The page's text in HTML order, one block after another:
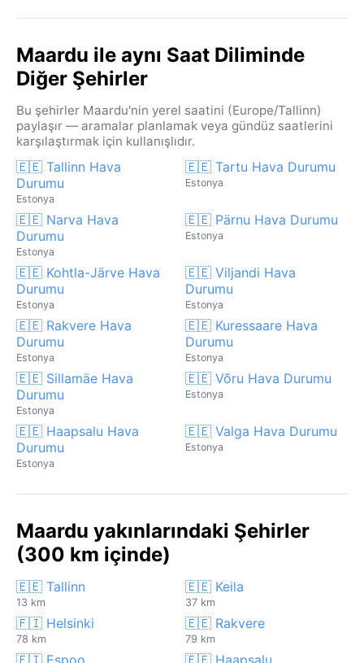
Maardu ile aynı Saat Diliminde
Diğer Şehirler
Bu şehirler Maardu'nin yerel saatini (Europe/Tallinn)
paylaşır — aramalar planlamak veya gündüz saatlerini
karşılaştırmak için kullanışlıdır.
🇪🇪 Tallinn Hava
Durumu
Estonya
🇪🇪 Tartu Hava Durumu
Estonya
🇪🇪 Narva Hava
Durumu
Estonya
🇪🇪 Pärnu Hava Durumu
Estonya
🇪🇪 Kohtla-Järve Hava
Durumu
Estonya
🇪🇪 Viljandi Hava
Durumu
Estonya
🇪🇪 Rakvere Hava
Durumu
Estonya
🇪🇪 Kuressaare Hava
Durumu
Estonya
🇪🇪 Sillamäe Hava
Durumu
Estonya
🇪🇪 Võru Hava Durumu
Estonya
🇪🇪 Haapsalu Hava
Durumu
Estonya
🇪🇪 Valga Hava Durumu
Estonya
Maardu yakınlarındaki Şehirler
(300 km içinde)
🇪🇪 Tallinn
13 km
🇪🇪 Keila
37 km
🇫🇮 Helsinki
78 km
🇪🇪 Rakvere
79 km
🇫🇮 Espoo 🇪🇪 Haapsalu